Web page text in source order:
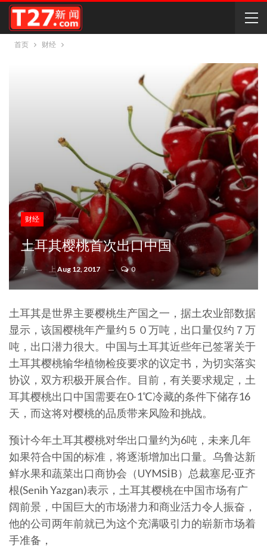
首页 财经
财经
土耳其樱桃首次出口中国
于 上Aug 12, 2017 0
土耳其是世界主要樱桃生产国之一，据土农业部数据
显示，该国樱桃年产量约５０万吨，出口量仅约７万
吨，出口潜力很大。中国与土耳其近些年已签署关于
土耳其樱桃输华植物检疫要求的议定书，为切实落实
协议，双方积极开展合作。目前，有关要求规定，土
耳其樱桃出口中国需要在0-1℃冷藏的条件下储存16
天，而这将对樱桃的品质带来风险和挑战。
预计今年土耳其樱桃对华出口量约为6吨，未来几年
如果符合中国的标准，将逐渐增加出口量。乌鲁达新
鲜水果和蔬菜出口商协会（UYMSİB）总裁塞尼·亚齐
根(Senih Yazgan)表示，土耳其樱桃在中国市场有广
阔前景，中国巨大的市场潜力和商业活力令人振奋，
他的公司两年前就已为这个充满吸引力的崭新市场着
手准备，